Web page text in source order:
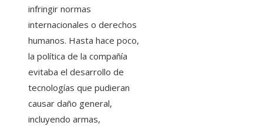
infringir normas
internacionales o derechos
humanos. Hasta hace poco,
la política de la compañía
evitaba el desarrollo de
tecnologías que pudieran
causar daño general,
incluyendo armas,